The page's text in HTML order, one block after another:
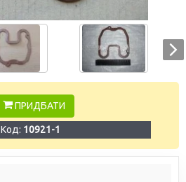
ПРИДБАТИ
Код: 10921-1